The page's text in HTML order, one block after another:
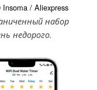
/ Aliexpress
набор
недорого.